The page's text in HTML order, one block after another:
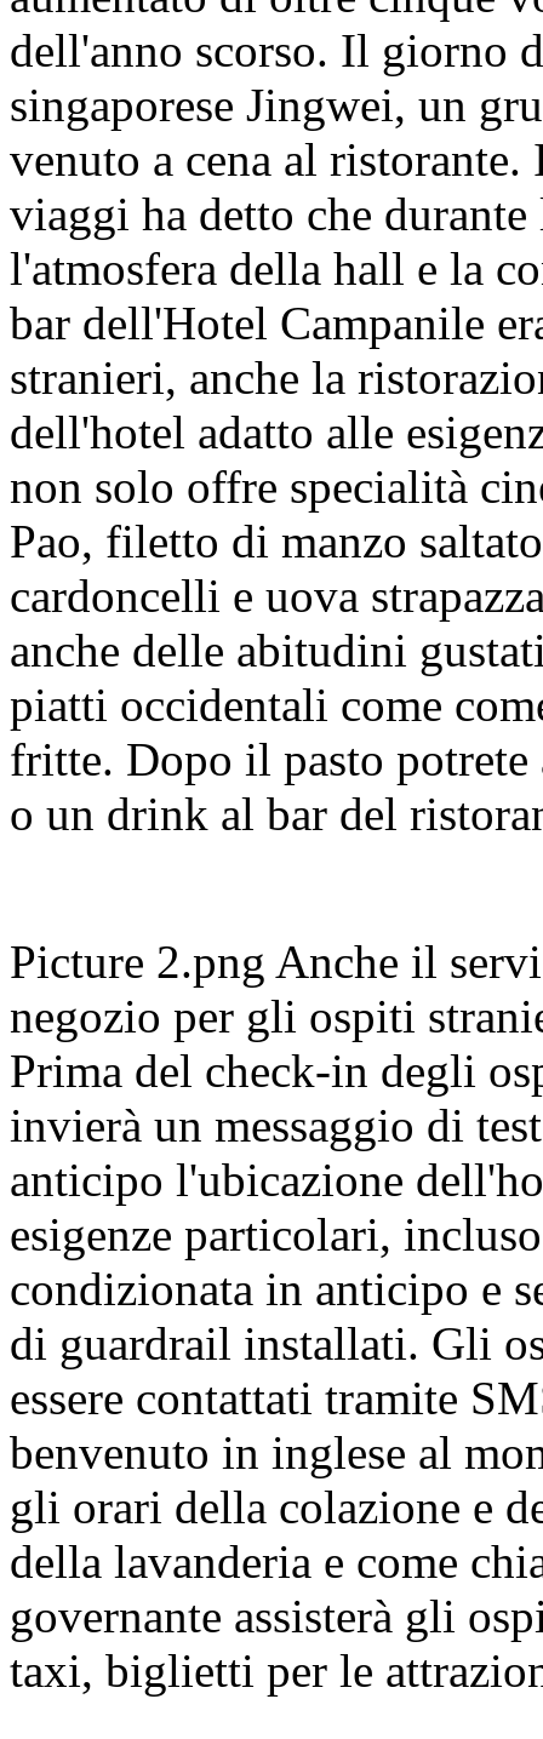
dell'anno scorso. Il giorno
singaporese Jingwei, un
venuto a cena al
viaggi ha detto che
l'atmosfera della hall e la
bar dell'Hotel Campanile
stranieri, anche la
dell'hotel adatto alle
non solo offre specialità
Pao, filetto di manzo
cardoncelli e uova
anche delle abitudini
piatti occidentali come
fritte. Dopo il pasto potrete
o un drink al bar del
Picture 2.png Anche il
negozio per gli ospiti
Prima del check-in degli
invierà un messaggio di
anticipo l'ubicazione
esigenze particolari,
condizionata in anticipo e
di guardrail installati. Gli
essere contattati tramite
benvenuto in inglese al
gli orari della colazione e
della lavanderia e come
governante assisterà gli
taxi, biglietti per le